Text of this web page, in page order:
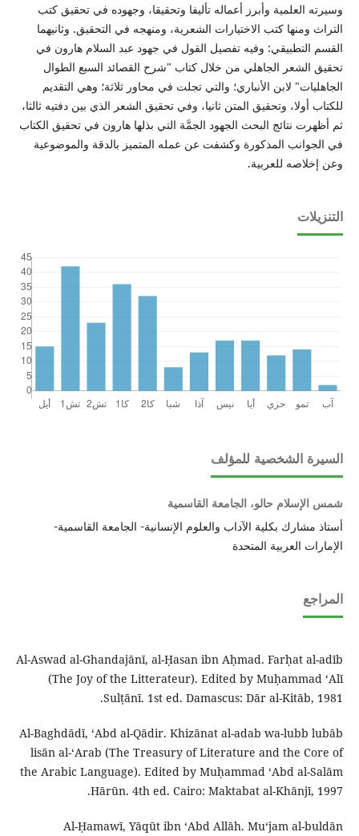
وسيرته العلمية وأبرز أعماله تأليفا وتحقيقا، وجهوده في تحقيق كتب
التراث ومنها كتب الاختيارات الشعرية، ومنهجه في التحقيق. وثانيهما
القسم التطبيقي: وفيه تفصيل القول في جهود عبد السلام هارون في
تحقيق الشعر الجاهلي من خلال كتاب "شرح القصائد السبع الطوال
الجاهليات" لابن الأنباري؛ والتي تجلت في محاور ثلاثة؛ وهي التقديم
للكتاب أولا، وتحقيق المتن ثانيا، وفي تحقيق الشعر الذي بين دفتيه ثالثا،
ثم أظهرت نتائج البحث الجهود الجمَّة التي بذلها هارون في تحقيق الكتاب
في الجوانب المذكورة وكشفت عن عمله المتميز بالدقة والموضوعية
وعن إخلاصه للعربية.
التنزيلات
السيرة الشخصية للمؤلف
شمس الإسلام حالو، الجامعة القاسمية
أستاذ مشارك بكلية الآداب والعلوم الإنسانية- الجامعة القاسمية-
الإمارات العربية المتحدة
المراجع
Al-Aswad al-Ghandajānī, al-Ḥasan ibn Aḥmad. Farḥat al-adīb
(The Joy of the Litterateur). Edited by Muḥammad ʻAlī
Sulṭānī. 1st ed. Damascus: Dār al-Kitāb, 1981.
Al-Baghdādī, ʻAbd al-Qādir. Khizānat al-adab wa-lubb lubāb
lisān al-ʻArab (The Treasury of Literature and the Core of
the Arabic Language). Edited by Muḥammad ʻAbd al-Salām
Hārūn. 4th ed. Cairo: Maktabat al-Khānjī, 1997.
Al-Ḥamawī, Yāqūt ibn ʻAbd Allāh. Muʻjam al-buldān